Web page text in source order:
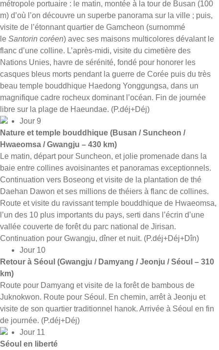
métropole portuaire : le matin, montée à la tour de Busan (100
m) d’où l’on découvre un superbe panorama sur la ville ; puis,
visite de l’étonnant quartier de Gamcheon (surnommé
le Santorin coréen) avec ses maisons multicolores dévalant le
flanc d’une colline. L’après-midi, visite du cimetière des
Nations Unies, havre de sérénité, fondé pour honorer les
casques bleus morts pendant la guerre de Corée puis du très
beau temple bouddhique Haedong Yonggungsa, dans un
magnifique cadre rocheux dominant l’océan. Fin de journée
libre sur la plage de Haeundae. (P.déj+Déj)
Jour 9
Nature et temple bouddhique (Busan / Suncheon /
Hwaeomsa / Gwangju – 430 km)
Le matin, départ pour Suncheon, et jolie promenade dans la
baie entre collines avoisinantes et panoramas exceptionnels.
Continuation vers Boseong et visite de la plantation de thé
Daehan Dawon et ses millions de théiers à flanc de collines.
Route et visite du ravissant temple bouddhique de Hwaeomsa,
l’un des 10 plus importants du pays, serti dans l’écrin d’une
vallée couverte de forêt du parc national de Jirisan.
Continuation pour Gwangju, dîner et nuit. (P.déj+Déj+Dîn)
Jour 10
Retour à Séoul (Gwangju / Damyang / Jeonju / Séoul – 310
km)
Route pour Damyang et visite de la forêt de bambous de
Juknokwon. Route pour Séoul. En chemin, arrêt à Jeonju et
visite de son quartier traditionnel hanok. Arrivée à Séoul en fin
de journée. (P.déj+Déj)
Jour 11
Séoul en liberté